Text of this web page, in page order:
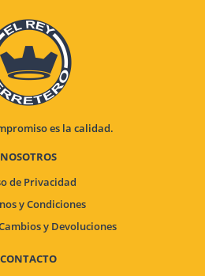
es la calidad.
NOSOTROS
de Privacidad
y Condiciones
y Devoluciones
CONTACTO